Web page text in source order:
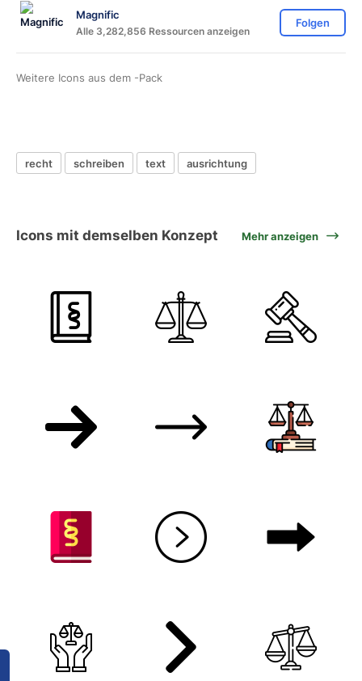
Magnific
Alle 3,282,856 Ressourcen anzeigen
Folgen
Weitere Icons aus dem -Pack
recht schreiben text ausrichtung
Icons mit demselben Konzept Mehr anzeigen